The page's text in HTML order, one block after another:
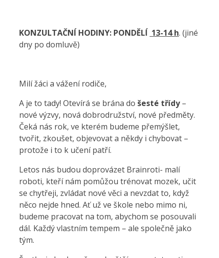
KONZULTAČNÍ HODINY: PONDĚLÍ 13-14 h. (jiné
dny po domluvě)
Milí žáci a vážení rodiče,
A je to tady! Otevírá se brána do šesté třídy–
nové výzvy, nová dobrodružství, nové předměty.
Čeká nás rok, ve kterém budeme přemýšlet,
tvořit, zkoušet, objevovat a někdy i chybovat –
protože i to k učení patří.
Letos nás budou doprovázet Brainroti- malí
roboti, kteří nám pomůžou trénovat mozek, učit
se chytřeji, zvládat nové věci a nevzdat to, když
něco nejde hned. Ať už ve škole nebo mimo ni,
budeme pracovat na tom, abychom se posouvali
dál. Každý vlastním tempem – ale společně jako
tým.